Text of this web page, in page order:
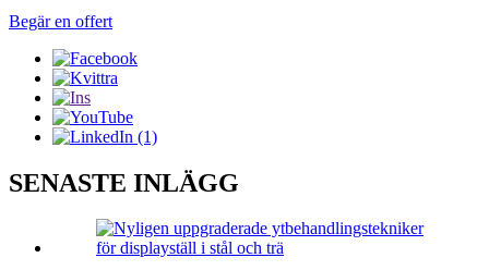
Begär en offert
SENASTE INLÄGG